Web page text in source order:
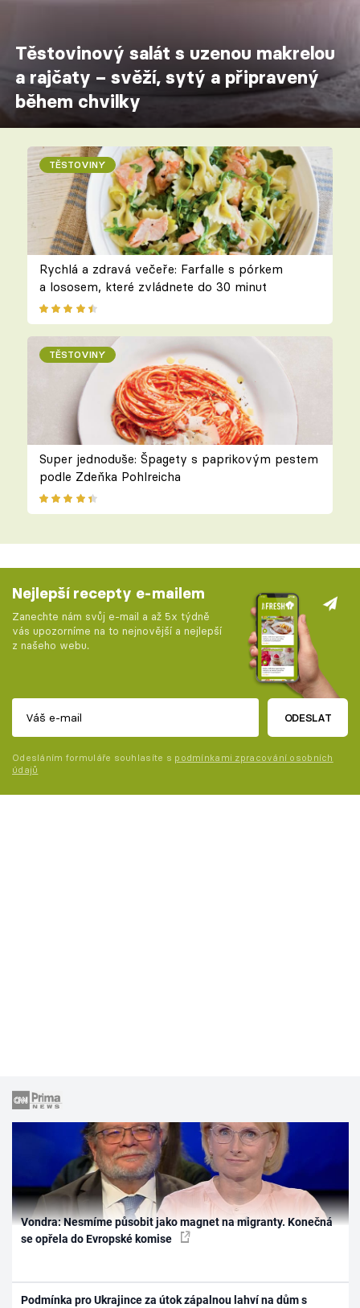
Těstovinový salát s uzenou makrelou
a rajčaty – svěží, sytý a připravený
během chvilky
TĚSTOVINY
Rychlá a zdravá večeře: Farfalle s pórkem
a lososem, které zvládnete do 30 minut
TĚSTOVINY
Super jednoduše: Špagety s paprikovým pestem
podle Zdeňka Pohlreicha
Nejlepší recepty e-mailem
Zanechte nám svůj e-mail a až 5x týdně
vás upozorníme na to nejnovější a nejlepší
z našeho webu.
ODESLAT
Odesláním formuláře souhlasíte s podmínkami zpracování osobních
údajů
Vondra: Nesmíme působit jako magnet na migranty. Konečná
se opřela do Evropské komise
Podmínka pro Ukrajince za útok zápalnou lahví na dům s